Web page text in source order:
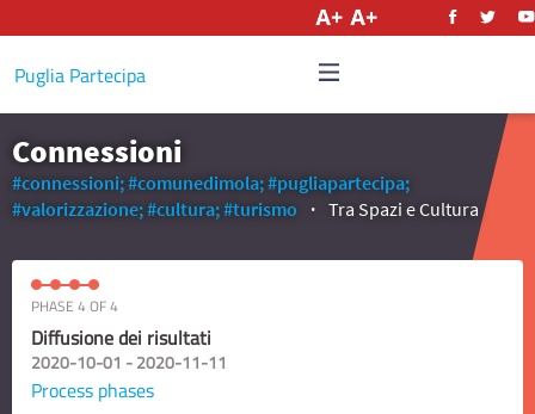
Puglia Partecipa
Connessioni
#connessioni;#comunedimola;#pugliapartecipa;
#valorizzazione;#cultura;#turismo Tra Spazi e Cultura
PHASE 4 OF 4
Diffusione dei risultati
2020-10-01 - 2020-11-11
Process phases